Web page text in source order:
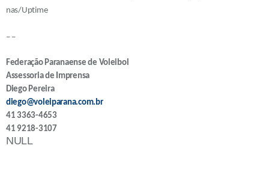
nas/Uptime
– –
Federação Paranaense de Voleibol
Assessoria de Imprensa
Diego Pereira
diego@voleiparana.com.br
41 3363-4653
41 9218-3107
NULL